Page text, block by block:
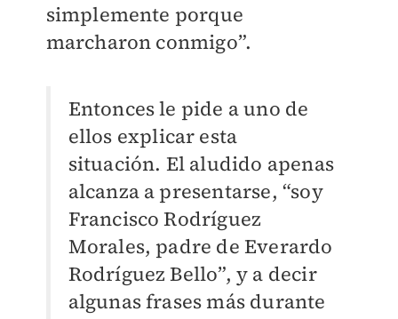
simplemente porque
marcharon conmigo”.
Entonces le pide a uno de
ellos explicar esta
situación. El aludido apenas
alcanza a presentarse, “soy
Francisco Rodríguez
Morales, padre de Everardo
Rodríguez Bello”, y a decir
algunas frases más durante